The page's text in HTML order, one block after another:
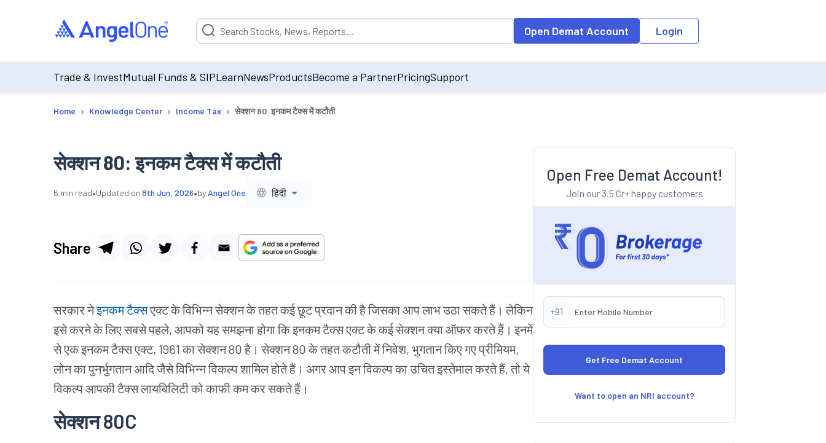
Suggestion will be populated by default on accessing the input field. On entering data into the input field, the suggestion list will be updated as per the
Open Demat Account Login
Trade & InvestMutual Funds & SIPLearnNewsProductsBecome a PartnerPricingSupport
Home › Knowledge Center › Income Tax › सेक्शन 80: इनकम टैक्स में कटौती
सेक्शन 80: इनकम टैक्स में कटौती
6 min read•Updated on 8th Jun, 2026•by Angel One हिंदी
Share
सरकार नेइनकम टैक्सएक्ट के विभिन्न सेक्शन के तहत कई छूट प्रदान की है जिसका आप लाभ उठा सकते हैं। लेकिन
इसे करने के लिए सबसे पहले, आपको यह समझना होगा कि इनकम टैक्स एक्ट के कई सेक्शन क्या ऑफर करते हैं। इनमें
से एक इनकम टैक्स एक्ट, 1961 का सेक्शन 80 है। सेक्शन 80 के तहत कटौती में निवेश, भुगतान किए गए प्रीमियम,
लोन का पुनर्भुगतान आदि जैसे विभिन्न विकल्प शामिल होते हैं। अगर आप इन विकल्प का उचित इस्तेमाल करते हैं, तो ये
विकल्प आपकी टैक्स लायबिलिटी को काफी कम कर सकते हैं।
सेक्शन 80C
Open Free Demat Account!
Join our 3.5 Cr+ happy customers
+91
Want to open an NRI account?